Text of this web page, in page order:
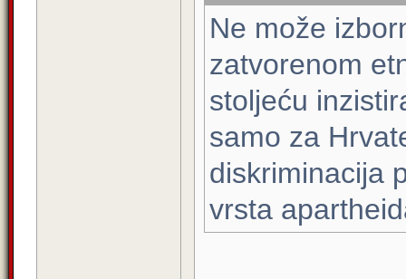
Ne može
zatvorenom
stoljeću
samo za
diskriminacija
vrsta